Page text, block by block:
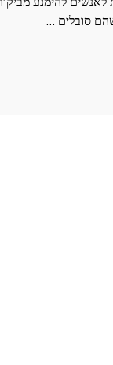
סובלים …